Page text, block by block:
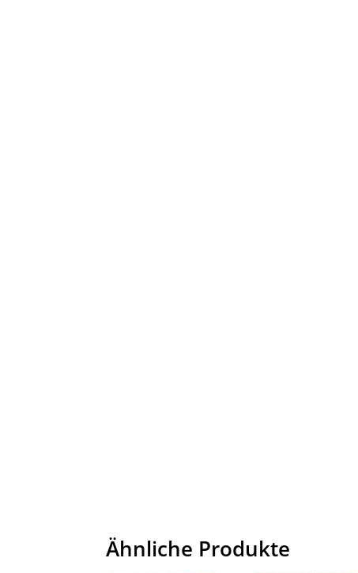
Ähnliche Produkte